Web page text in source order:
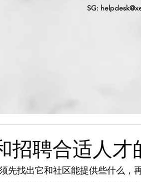
SG:
招聘合适人才
先找出它和社区能提供些什么，